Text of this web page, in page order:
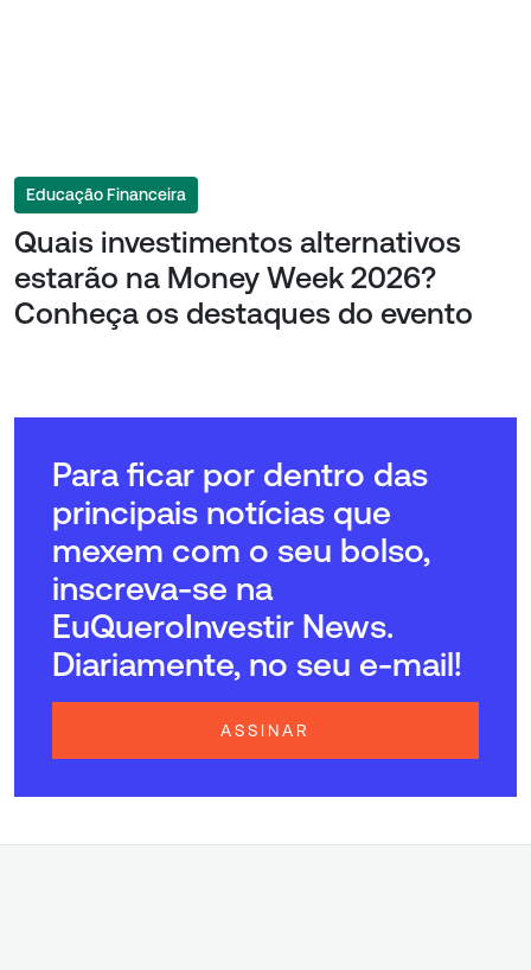
Educação Financeira
Quais investimentos alternativos
estarão na Money Week 2026?
Conheça os destaques do evento
Para ficar por dentro das
principais notícias que
mexem com o seu bolso,
inscreva-se na
EuQueroInvestir News.
Diariamente, no seu e-mail!
ASSINAR